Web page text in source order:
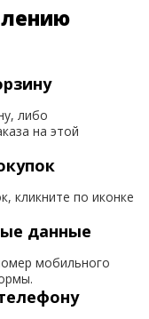
либо
на этой
кликните по иконке
данные
мобильного